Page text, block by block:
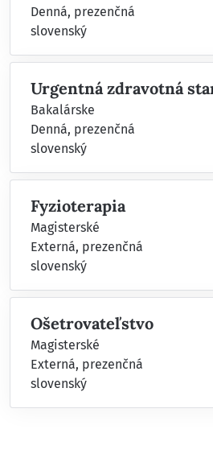
Denná, prezenčná
slovenský
Urgentná zdravotná
Bakalárske
Denná, prezenčná
slovenský
Fyzioterapia
Magisterské
Externá, prezenčná
slovenský
Ošetrovateľstvo
Magisterské
Externá, prezenčná
slovenský